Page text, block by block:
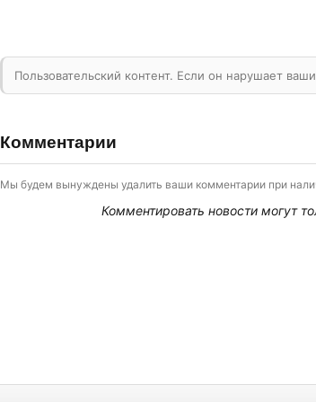
Пользовательский контент. Если он нарушает
Комментарии
Мы будем вынуждены удалить ваши комментарии при
Комментировать новости могут